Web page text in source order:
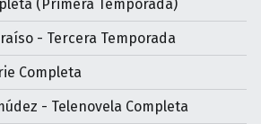
(Primera Temporada)
- Tercera Temporada
Completa
- Telenovela Completa